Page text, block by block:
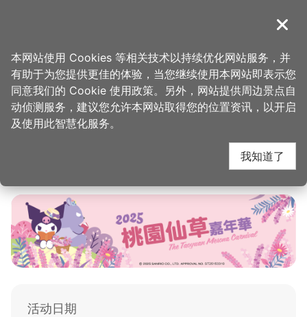
導覽
2025桃园仙草嘉年华
2025-11-01
活动日期
关闭
本网站使用 Cookies 等相关技术以持续优化网站服务，并
有助于为您提供更佳的体验，当您继续使用本网站即表示您
同意我们的 Cookie 使用政策。另外，网站提供周边景点自
动侦测服务，建议您允许本网站取得您的位置资讯，以开启
及使用此智慧化服务。
我知道了